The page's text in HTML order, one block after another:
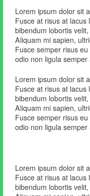
Lorem ipsum dolor sit
Fusce at risus at
bibendum lobortis
Aliquam mi sapien,
Fusce semper risus
odio non ligula semper
Lorem ipsum dolor sit
Fusce at risus at
bibendum lobortis
Aliquam mi sapien,
Fusce semper risus
odio non ligula semper
Lorem ipsum dolor sit
Fusce at risus at
bibendum lobortis